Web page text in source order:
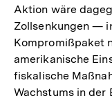
Aktion wäre
Zollsenkungen —
Kompromißpaket
amerikanische
fiskalische
Wachstums in der